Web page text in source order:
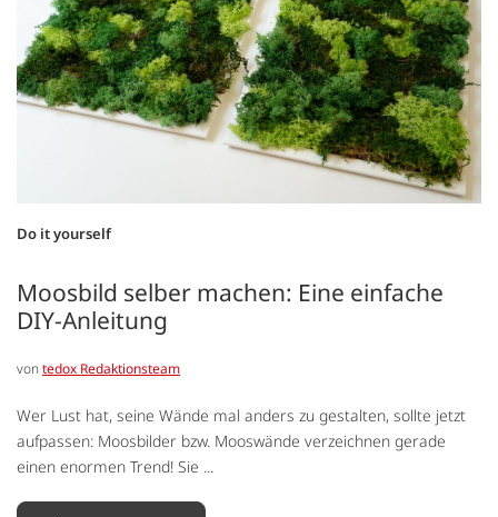
Do it yourself
Moosbild selber machen: Eine einfache
DIY-Anleitung
vontedox Redaktionsteam
Wer Lust hat, seine Wände mal anders zu gestalten, sollte jetzt
aufpassen: Moosbilder bzw. Mooswände verzeichnen gerade
einen enormen Trend! Sie ...